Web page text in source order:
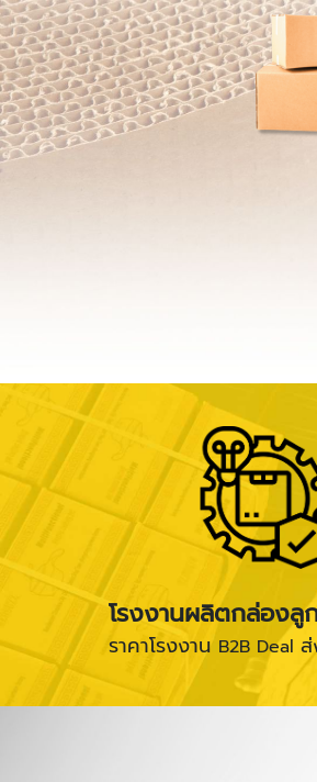
โรงงานผลิตกล่อง
ราคาโรงงาน B2B Deal